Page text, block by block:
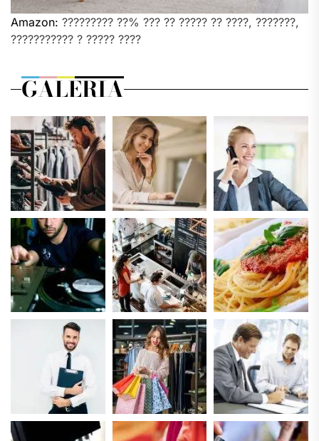
Amazon: ????????? ??% ??? ?? ????? ?? ????, ???????,
??????????? ? ????? ????
GALERIA